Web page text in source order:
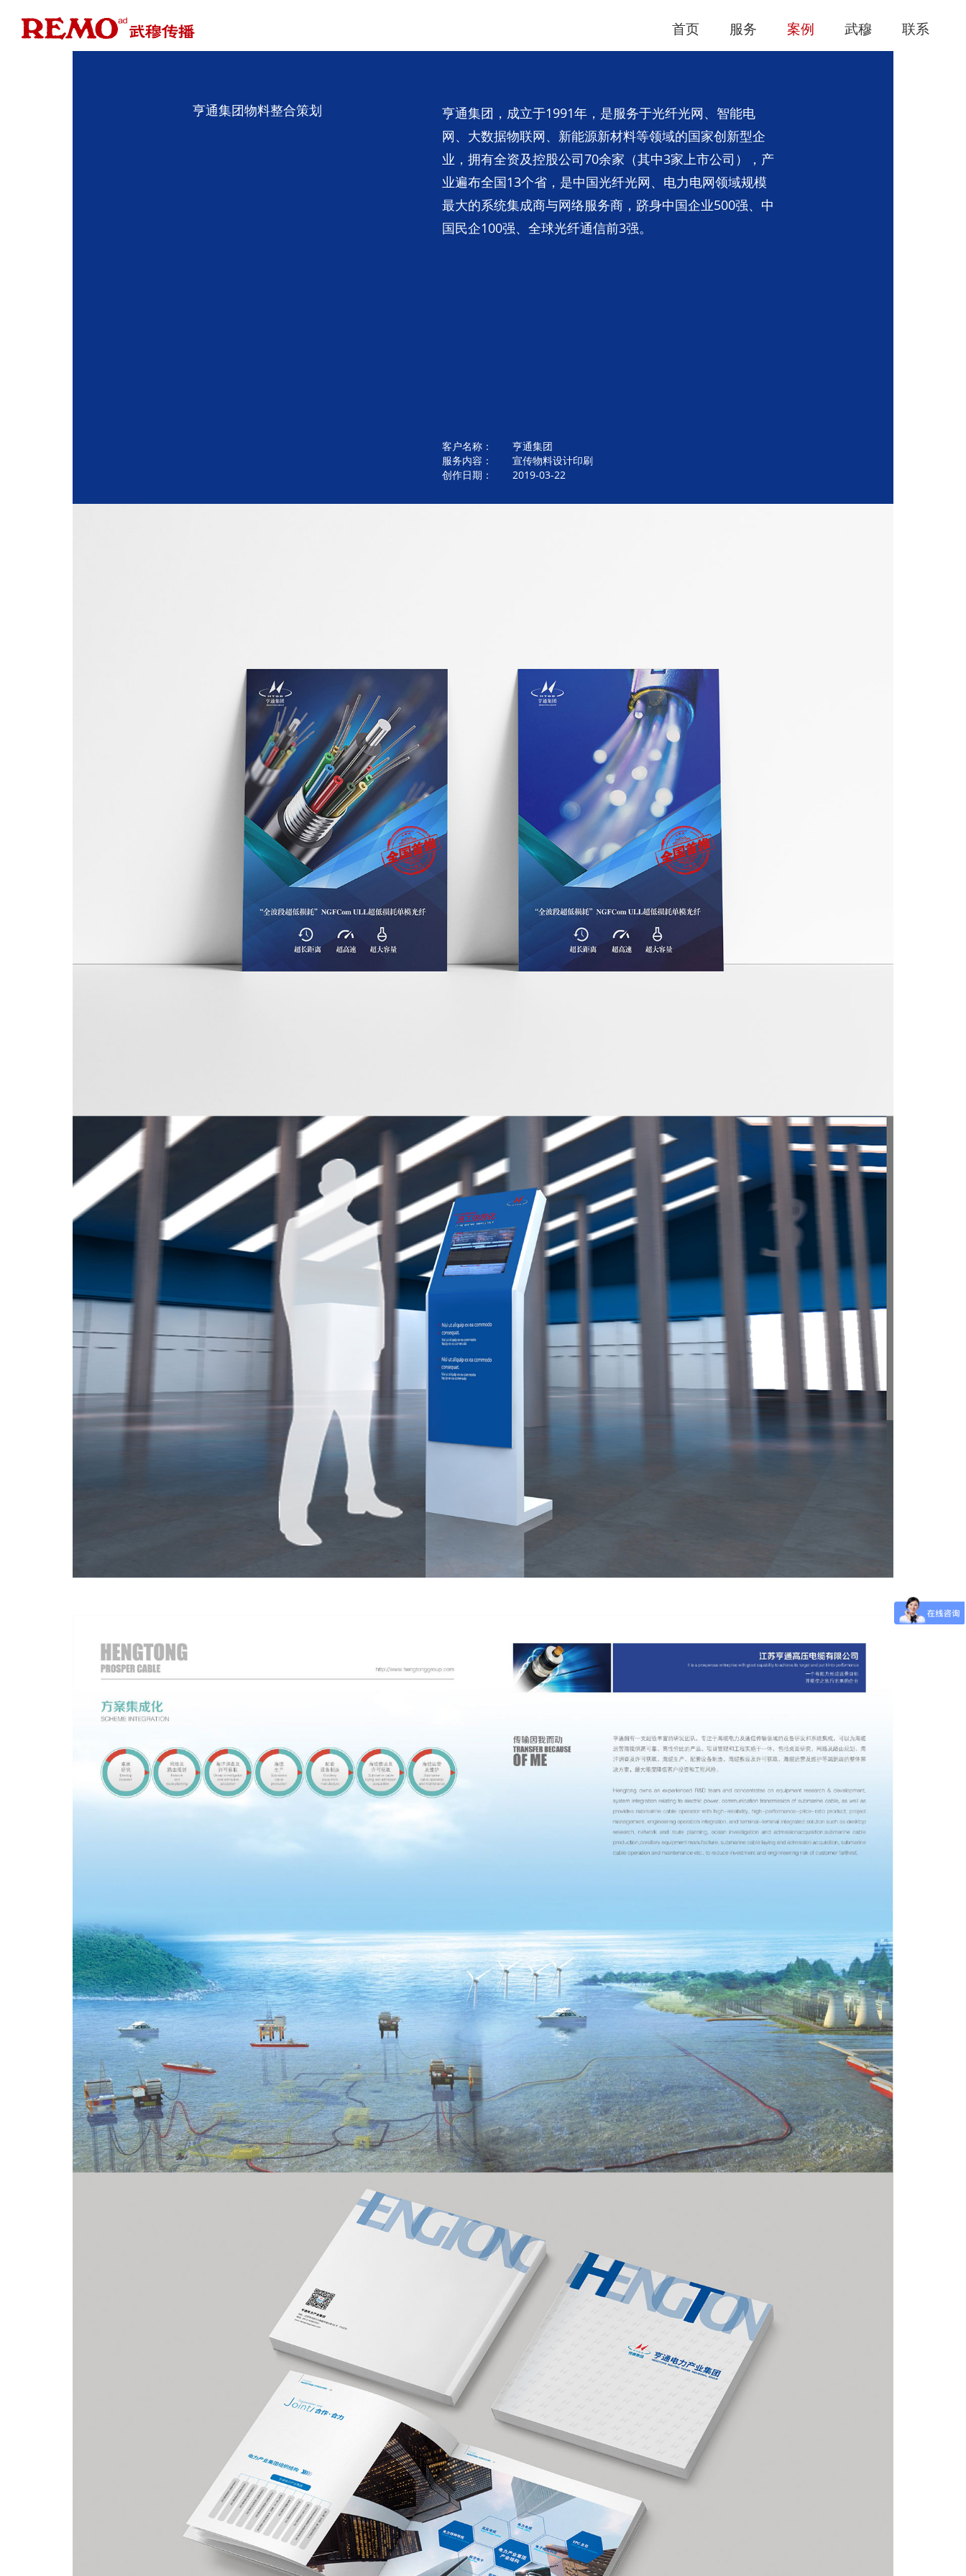
首页 服务 案例 武穆 联系
亨通集团物料整合策划
亨通集团，成立于1991年，是服务于光纤光网、智能电
网、大数据物联网、新能源新材料等领域的国家创新型企
业，拥有全资及控股公司70余家（其中3家上市公司），产
业遍布全国13个省，是中国光纤光网、电力电网领域规模
最大的系统集成商与网络服务商，跻身中国企业500强、中
国民企100强、全球光纤通信前3强。
客户名称： 亨通集团
服务内容： 宣传物料设计印刷
创作日期： 2019-03-22